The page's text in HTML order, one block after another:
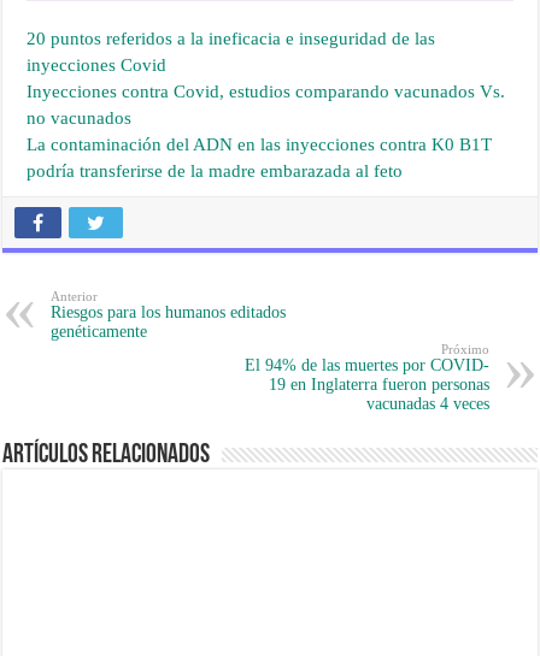
20 puntos referidos a la ineficacia e inseguridad de las
inyecciones Covid
Inyecciones contra Covid, estudios comparando vacunados Vs.
no vacunados
La contaminación del ADN en las inyecciones contra K0 B1T
podría transferirse de la madre embarazada al feto
Anterior
Riesgos para los humanos editados
genéticamente
Próximo
El 94% de las muertes por COVID-
19 en Inglaterra fueron personas
vacunadas 4 veces
Artículos Relacionados